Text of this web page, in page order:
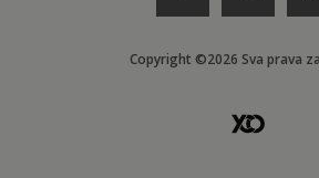
Copyright ©2026 Sva prava